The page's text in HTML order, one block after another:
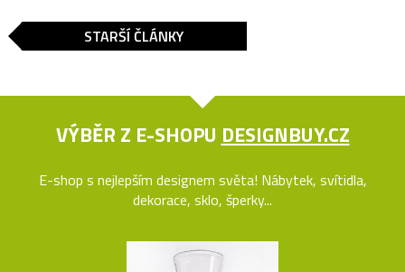
STARŠÍ ČLÁNKY
VÝBĚR Z E-SHOPU DESIGNBUY.CZ
E-shop s nejlepším designem světa! Nábytek, svítidla,
dekorace, sklo, šperky...